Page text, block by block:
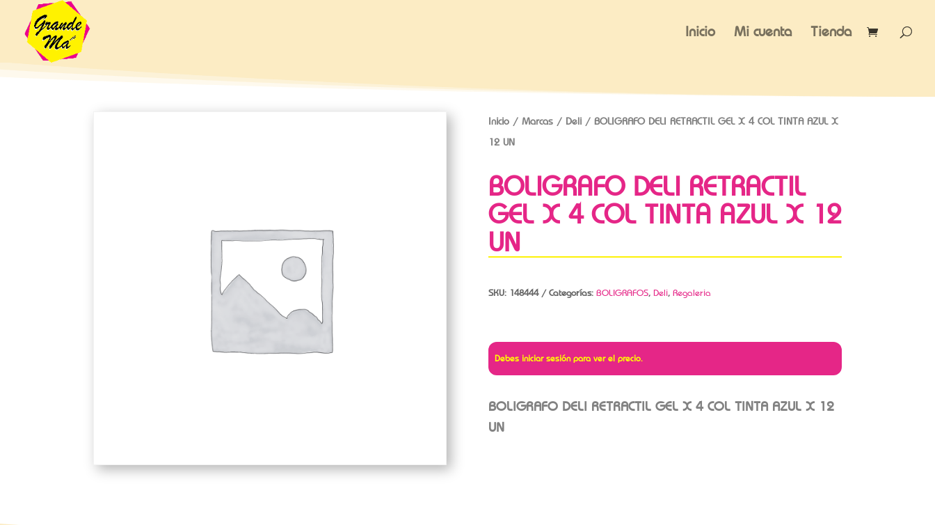
Inicio Mi cuenta Tienda
Inicio/ Marcas/ Deli/ BOLIGRAFO DELI RETRACTIL GEL X 4 COL TINTA AZUL X
12 UN
BOLIGRAFO DELI RETRACTIL
GEL X 4 COL TINTA AZUL X 12
UN
SKU: 148444 Categorías: BOLIGRAFOS, Deli, Regaleria
Debes iniciar sesión para ver el precio.
BOLIGRAFO DELI RETRACTIL GEL X 4 COL TINTA AZUL X 12
UN